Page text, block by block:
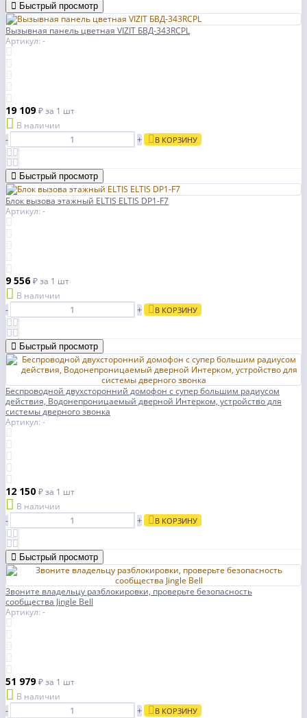
Быстрый просмотр
Вызывная панель цветная VIZIT БВД-343RCPL
Артикул: -
19 109₽за 1 шт
В наличии
-
+ В КОРЗИНУ
Быстрый просмотр
Блок вызова этажный ELTIS ELTIS DP1-F7
Артикул: -
9 556₽за 1 шт
В наличии
-
+ В КОРЗИНУ
Быстрый просмотр
Беспроводной двухсторонний домофон с супер большим радиусом
действия, Водонепроницаемый дверной Интерком, устройство для
системы дверного звонка
Артикул: -
12 150 ₽за 1 шт
В наличии
-
+ В КОРЗИНУ
Быстрый просмотр
Звоните владельцу разблокировки, проверьте безопасность
сообщества Jingle Bell
Артикул: -
51 979₽за 1 шт
В наличии
-
+ В КОРЗИНУ